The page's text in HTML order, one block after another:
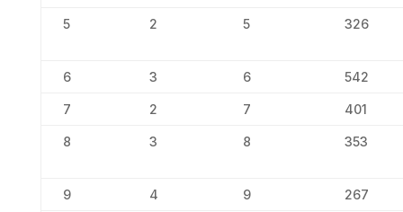
5 2 5 326
6 3 6 542
7 2 7 401
8 3 8 353
9 4 9 267